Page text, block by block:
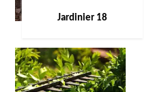
Jardinier 18